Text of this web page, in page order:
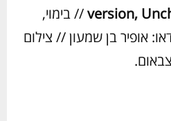
version,// בימוי,
אופיר בן שמעון // צילום